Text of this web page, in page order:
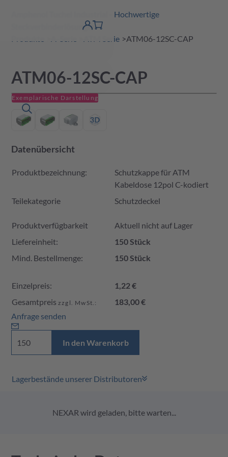
Produktfinder
Warenkorb
Amphenol Tuchel Industrial - Hochwertige
Steckverbinderlösungen
ATM Serie ATM06-12SC-CAP
ATM06-12SC-CAP
Exemplarische Darstellung
Datenübersicht
Produktbezeichnung:
Schutzkappe für ATM
Kabeldose 12pol C-kodiert
Teilekategorie
Schutzdeckel
Produktverfügbarkeit
Aktuell nicht auf Lager
Liefereinheit:
150 Stück
Mind. Bestellmenge:
150 Stück
Einzelpreis:
1,22 €
Gesamtpreis zzgl. MwSt.:
183,00 €
Anfrage senden
In den Warenkorb
Lagerbestände unserer Distributoren
NEXAR wird geladen, bitte warten...